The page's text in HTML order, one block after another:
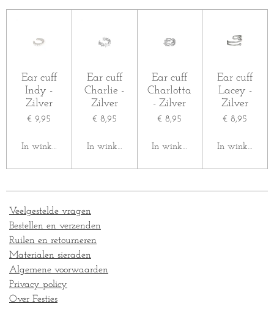
n
e
n
Ear cuff
Indy -
Zilver
€ 9,95
In winkelwagen
Ear cuff
Charlie -
Zilver
€ 8,95
In winkelwagen
Ear cuff
Charlotta
- Zilver
€ 8,95
In winkelwagen
Ear cuff
Lacey -
Zilver
€ 8,95
In
Veelgestelde vragen
Bestellen en verzenden
Ruilen en retourneren
Materialen sieraden
Algemene voorwaarden
Privacy policy
Over Festies